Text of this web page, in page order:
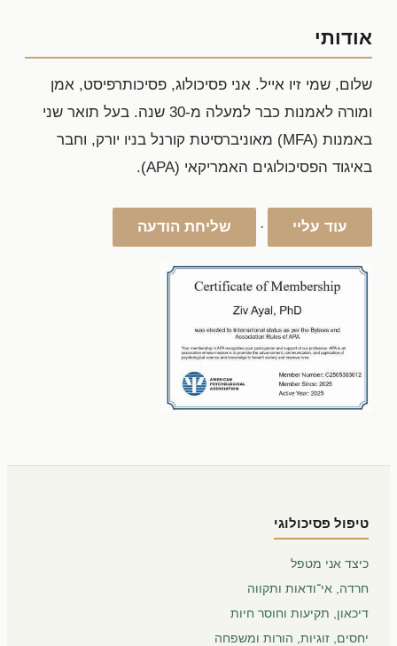
אודותי
שלום, שמי זיו אייל. אני פסיכולוג, פסיכותרפיסט, אמן
ומורה לאמנות כבר למעלה מ-30 שנה. בעל תואר שני
באמנות (MFA) מאוניברסיטת קורנל בניו יורק, וחבר
באיגוד הפסיכולוגים האמריקאי (APA).
עוד עליי · שליחת הודעה
טיפול פסיכולוגי
כיצד אני מטפל
חרדה, אי־ודאות ותקווה
דיכאון, תקיעות וחוסר חיות
יחסים, זוגיות, הורות ומשפחה